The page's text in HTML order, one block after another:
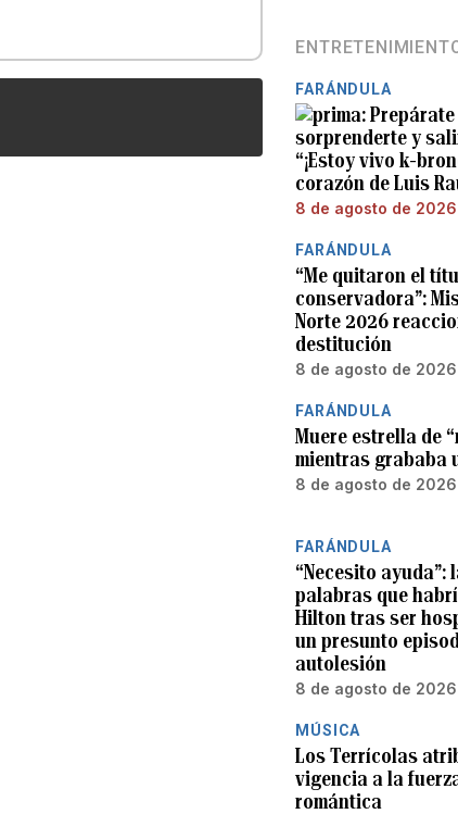
FARÁNDULA
sorprenderte y
“¡Estoy vivo k-
corazón de Luis
8 de agosto de 2026
FARÁNDULA
“Me quitaron el
conservadora”:
Norte 2026
destitución
8 de agosto de 2026
FARÁNDULA
Muere estrella de
mientras grababa
8 de agosto de
FARÁNDULA
“Necesito ayuda”:
palabras que
Hilton tras ser
un presunto
autolesión
8 de agosto de
MÚSICA
Los Terrícolas
vigencia a la
romántica